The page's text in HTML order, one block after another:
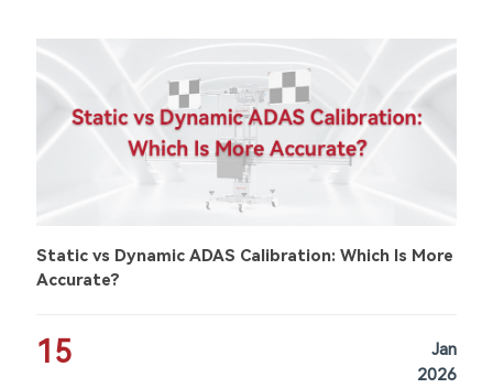
Static vs Dynamic ADAS Calibration: Which Is More
Accurate?
15
Jan
2026